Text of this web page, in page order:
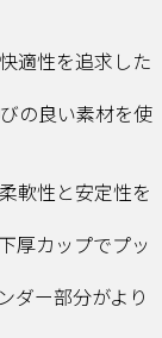
適性を追求した
の良い素材を使
軟性と安定性を
厚カップでプッ
ダー部分がより